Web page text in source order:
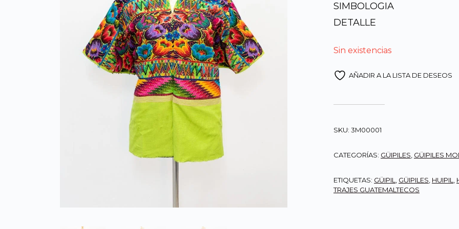
SIMBOLOGIA
DETALLE
Sin existencias
AÑADIR A LA LISTA DE DESEOS
SKU: 3M00001
CATEGORÍAS: GÜIPILES GÜIPILES
ETIQUETAS: GÜIPIL GÜIPILES HUIPIL
TRAJES GUATEMALTECOS